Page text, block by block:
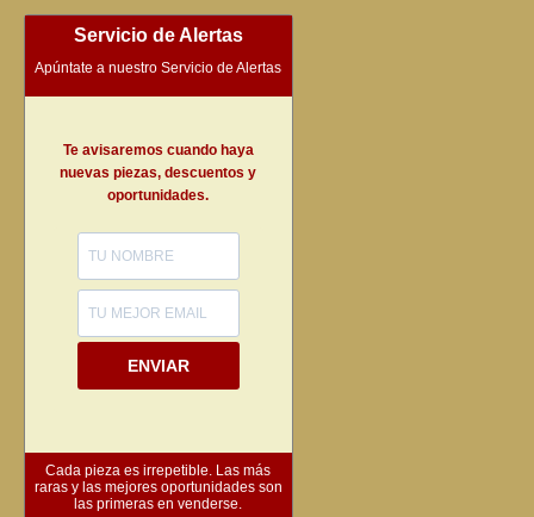
Servicio de Alertas
Apúntate a nuestro Servicio de Alertas
Te avisaremos cuando haya
nuevas piezas, descuentos y
oportunidades.
ENVIAR
Cada pieza es irrepetible. Las más
raras y las mejores oportunidades son
las primeras en venderse.